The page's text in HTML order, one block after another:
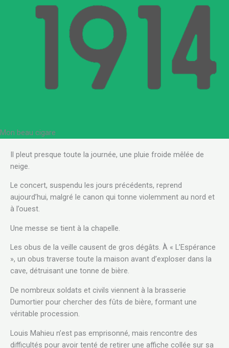
Mon beau cigare
Il pleut presque toute la journée, une pluie froide mêlée de
neige.
Le concert, suspendu les jours précédents, reprend
aujourd’hui, malgré le canon qui tonne violemment au nord et
à l’ouest.
Une messe se tient à la chapelle.
Les obus de la veille causent de gros dégâts. À « L’Espérance
», un obus traverse toute la maison avant d’exploser dans la
cave, détruisant une tonne de bière.
De nombreux soldats et civils viennent à la brasserie
Dumortier pour chercher des fûts de bière, formant une
véritable procession.
Louis Mahieu n’est pas emprisonné, mais rencontre des
difficultés pour avoir tenté de retirer une affiche collée sur sa